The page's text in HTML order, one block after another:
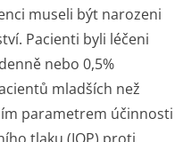
museli být narozeni
Pacienti byli léčeni
nebo 0,5%
mladších než
parametrem účinnosti